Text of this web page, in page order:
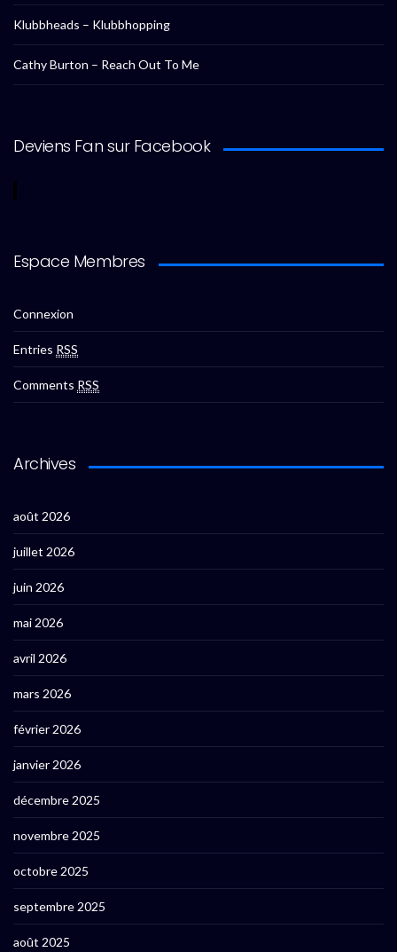
Klubbheads – Klubbhopping
Cathy Burton – Reach Out To Me
Deviens Fan sur Facebook
Espace Membres
Connexion
Entries RSS
Comments RSS
Archives
août 2026
juillet 2026
juin 2026
mai 2026
avril 2026
mars 2026
février 2026
janvier 2026
décembre 2025
novembre 2025
octobre 2025
septembre 2025
août 2025